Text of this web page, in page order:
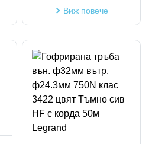
Виж повече